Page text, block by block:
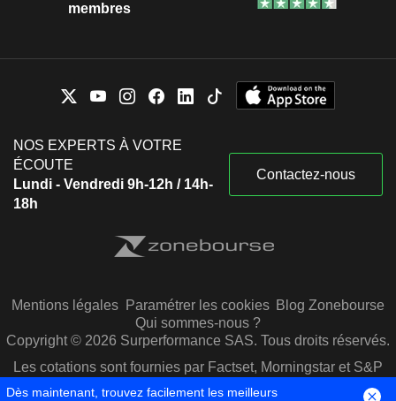
membres
NOS EXPERTS À VOTRE
ÉCOUTE
Lundi - Vendredi 9h-12h / 14h-
18h
Contactez-nous
Mentions légales Paramétrer les cookies Blog Zonebourse
Qui sommes-nous ?
Copyright © 2026 Surperformance SAS. Tous droits réservés.
Les cotations sont fournies par Factset, Morningstar et S&P
Capital IQ
Dès maintenant, trouvez facilement les meilleurs